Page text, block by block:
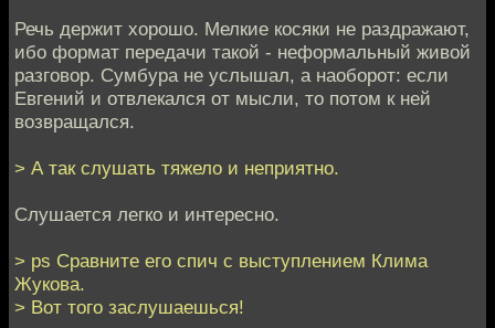
Речь держит хорошо. Мелкие косяки не раздражают,
ибо формат передачи такой - неформальный живой
разговор. Сумбура не услышал, а наоборот: если
Евгений и отвлекался от мысли, то потом к ней
возвращался.
> А так слушать тяжело и неприятно.
Слушается легко и интересно.
> ps Сравните его спич с выступлением Клима
Жукова.
> Вот того заслушаешься!